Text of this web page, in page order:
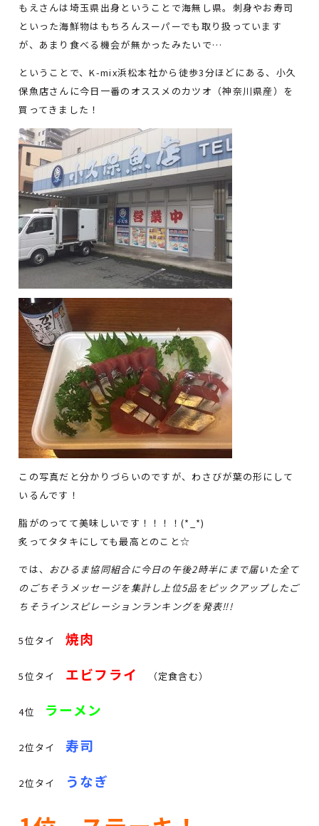
もえさんは埼玉県出身ということで海無し県。刺身やお寿司
といった海鮮物はもちろんスーパーでも取り扱っています
が、あまり食べる機会が無かったみたいで…
ということで、K-mix浜松本社から徒歩3分ほどにある、小久
保魚店さんに今日一番のオススメのカツオ（神奈川県産）を
買ってきました！
この写真だと分かりづらいのですが、わさびが葉の形にして
いるんです！
脂がのってて美味しいです！！！！(*_*)
炙ってタタキにしても最高とのこと☆
では、 おひるま協同組合に今日の午後2時半にまで届いた全て
のごちそうメッセージを集計し上位5品をピックアップしたご
ちそうインスピレーションランキングを発表‼!
5位タイ 焼肉
5位タイ エビフライ （定食含む）
4位 ラーメン
2位タイ 寿司
2位タイ うなぎ